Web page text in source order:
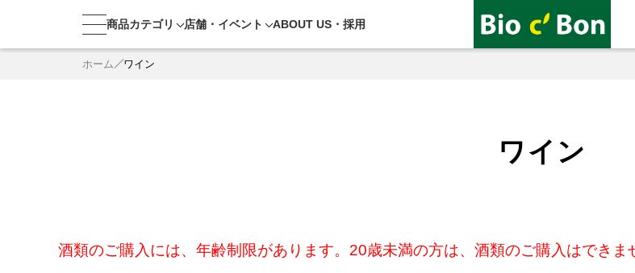
商品カテゴリ 店舗・ イベント ABOUT US・ 採用
ホーム ワイン
ワイン
酒類のご購入には、年齢制限があります。20歳未満の方は、酒類のご購入はできま